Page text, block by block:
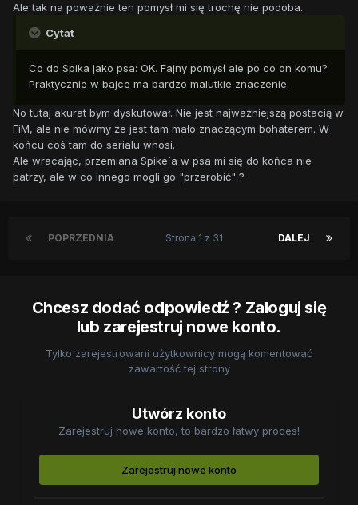
Ale tak na poważnie ten pomysł mi się trochę nie podoba.
Cytat
Co do Spika jako psa: OK. Fajny pomysł ale po co on komu?
Praktycznie w bajce ma bardzo malutkie znaczenie.
No tutaj akurat bym dyskutował. Nie jest najważniejszą postacią w
FiM, ale nie mówmy że jest tam mało znaczącym bohaterem. W
końcu coś tam do serialu wnosi.
Ale wracając, przemiana Spike`a w psa mi się do końca nie
patrzy, ale w co innego mogli go "przerobić" ?
POPRZEDNIA DALEJ
Strona 1 z 31
Chcesz dodać odpowiedź ? Zaloguj się
lub zarejestruj nowe konto.
Tylko zarejestrowani użytkownicy mogą komentować
zawartość tej strony
Utwórz konto
Zarejestruj nowe konto, to bardzo łatwy proces!
Zarejestruj nowe konto